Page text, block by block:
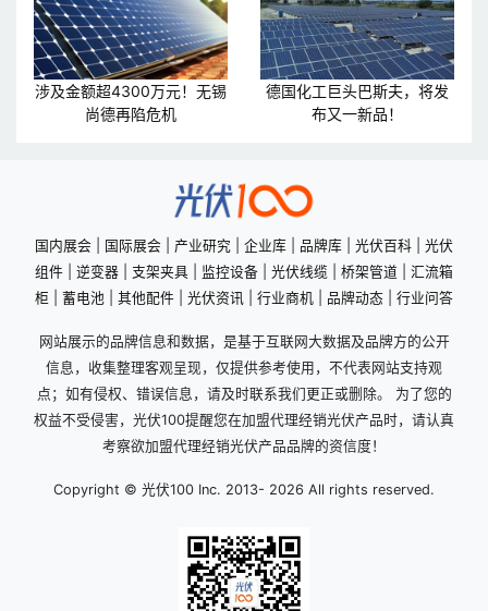
涉及金额超4300万元！无锡
尚德再陷危机
德国化工巨头巴斯夫，将发
布又一新品！
国内展会 国际展会 产业研究 企业库 品牌库 光伏百科
光伏
组件
逆变器 支架夹具 监控设备 光伏线缆 桥架管道
汇流箱
柜
蓄电池 其他配件 光伏资讯 行业商机 品牌动态 行业问答
网站展示的品牌信息和数据，是基于互联网大数据及品牌方的公开
信息，收集整理客观呈现，仅提供参考使用，不代表网站支持观
点；如有侵权、错误信息，请及时联系我们更正或删除。 为了您的
权益不受侵害，光伏100提醒您在加盟代理经销光伏产品时，请认真
考察欲加盟代理经销光伏产品品牌的资信度！
Copyright © 光伏100 Inc. 2013- 2026 All rights reserved.